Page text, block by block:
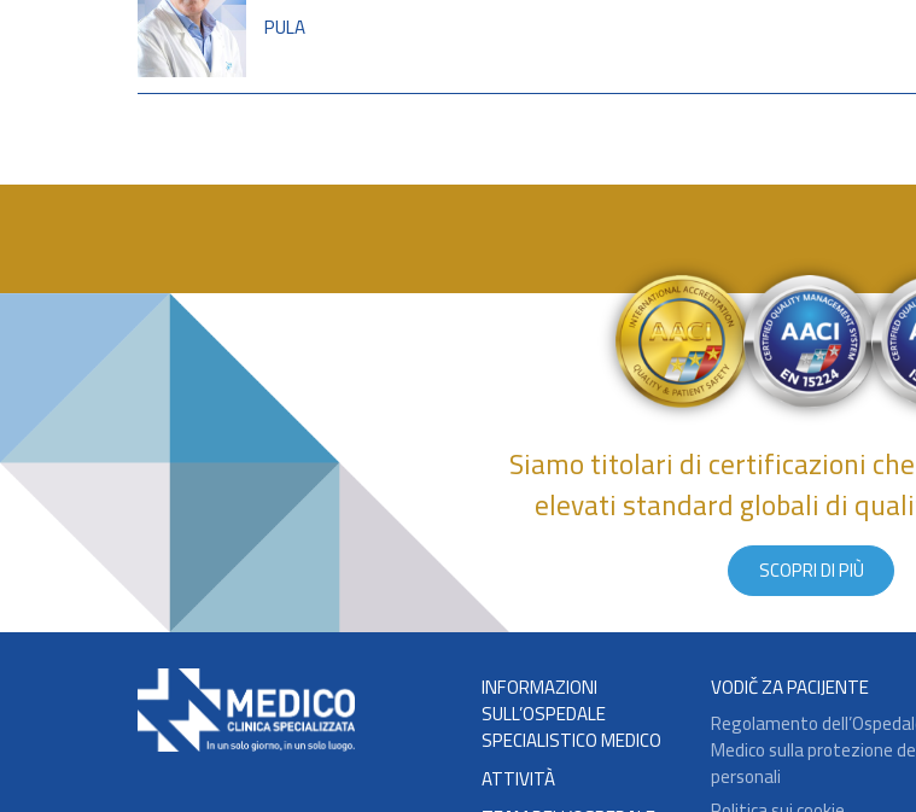
PULA
Siamo titolari di certificazioni
elevati standard globali di
SCOPRI DI PIÙ
INFORMAZIONI
SULL’OSPEDALE
SPECIALISTICO MEDICO
ATTIVITÀ
VODIČ ZA PACIJENTE
Regolamento
Medico sulla protezione
personali